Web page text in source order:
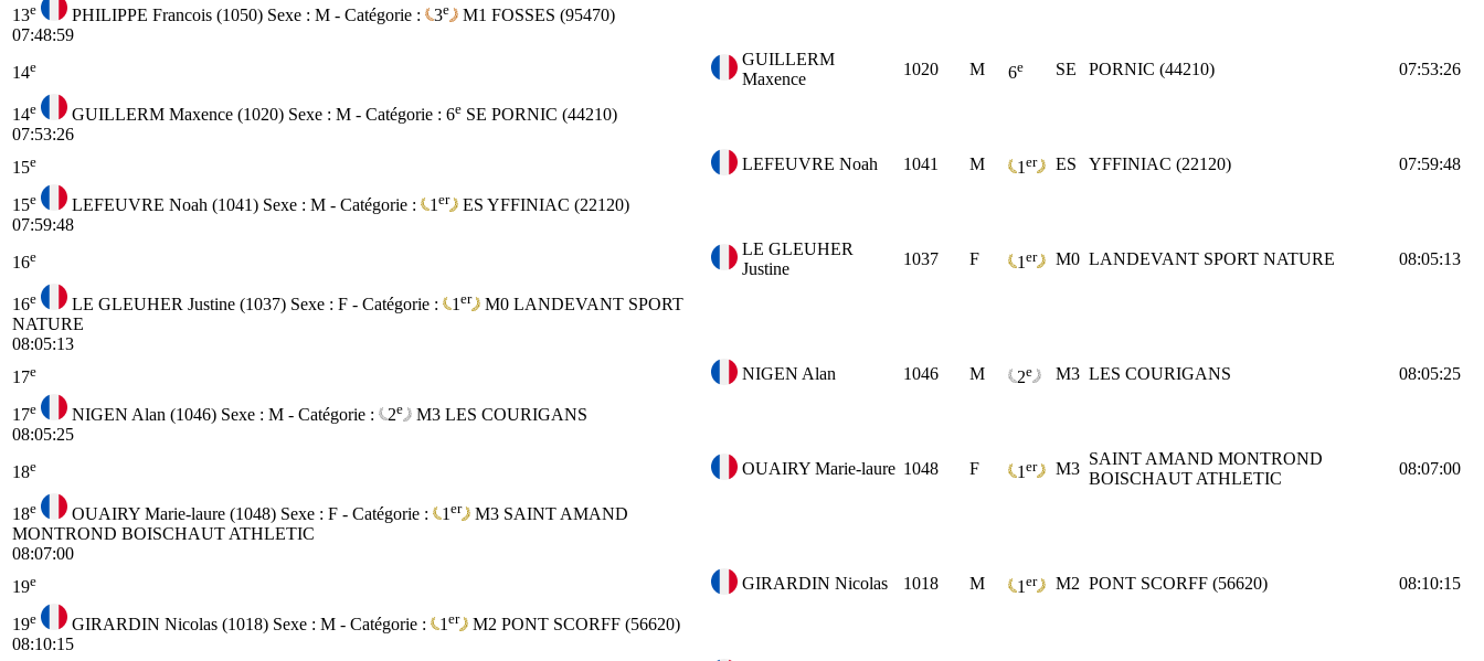
13e PHILIPPE Francois (1050) Sexe : M - Catégorie : 3e M1 FOSSES (95470)
07:48:59
14e
GUILLERM
Maxence
1020 M 6e SE PORNIC (44210) 07:53:26
14e GUILLERM Maxence (1020) Sexe : M - Catégorie : 6e SE PORNIC (44210)
07:53:26
15e LEFEUVRE Noah 1041 M 1 er ES YFFINIAC (22120) 07:59:48
15e LEFEUVRE Noah (1041) Sexe : M - Catégorie : 1 er ES YFFINIAC (22120)
07:59:48
16e
LE GLEUHER
Justine
1037 F 1 er M0 LANDEVANT SPORT NATURE 08:05:13
16e LE GLEUHER Justine (1037) Sexe : F - Catégorie : 1 er M0 LANDEVANT SPORT
NATURE
08:05:13
17e NIGEN Alan 1046 M 2e M3 LES COURIGANS 08:05:25
17e NIGEN Alan (1046) Sexe : M - Catégorie : 2e M3 LES COURIGANS
08:05:25
18e OUAIRY Marie-laure 1048 F 1 er M3
SAINT AMAND MONTROND
BOISCHAUT ATHLETIC
08:07:00
18e OUAIRY Marie-laure (1048) Sexe : F - Catégorie : 1 er M3 SAINT AMAND
MONTROND BOISCHAUT ATHLETIC
08:07:00
19e GIRARDIN Nicolas 1018 M 1 er M2 PONT SCORFF (56620) 08:10:15
19e GIRARDIN Nicolas (1018) Sexe : M - Catégorie : 1 er M2 PONT SCORFF (56620)
08:10:15